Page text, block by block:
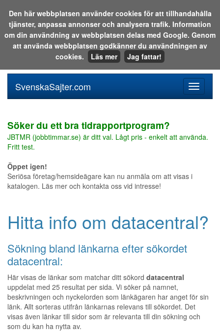
Sök i katalogen eller på webben:
meny
SvenskaSajter.com
Söker du ett bra tidrapportprogram?
JBTMR (jobbtimmar.se) är ditt val. Lågt pris - enkelt att använda.
Fritt test.
Öppet igen!
Seriösa företag/hemsideägare kan nu anmäla om att visas i
katalogen. Läs mer och kontakta oss vid intresse!
Hitta info om datacentral?
Sökning bland länkarna efter sökordet
datacentral:
Här visas de länkar som matchar ditt sökord datacentral
uppdelat med 25 resultat per sida. Vi söker på namnet,
beskrivningen och nyckelorden som länkägaren har anget för sin
länk. Allt sorteras utifrån länkarnas relevans till sökordet. Det
visas även länkar till sidor som är relevanta till din sökning och
som du kan ha nytta av.
Den här webbplatsen använder cookies för att tillhandahålla
tjänster, anpassa annonser och analysera trafik. Information
om din användning av webbplatsen delas med Google. Genom
att använda webbplatsen godkänner du användningen av
cookies.
Läs mer Jag fattar!